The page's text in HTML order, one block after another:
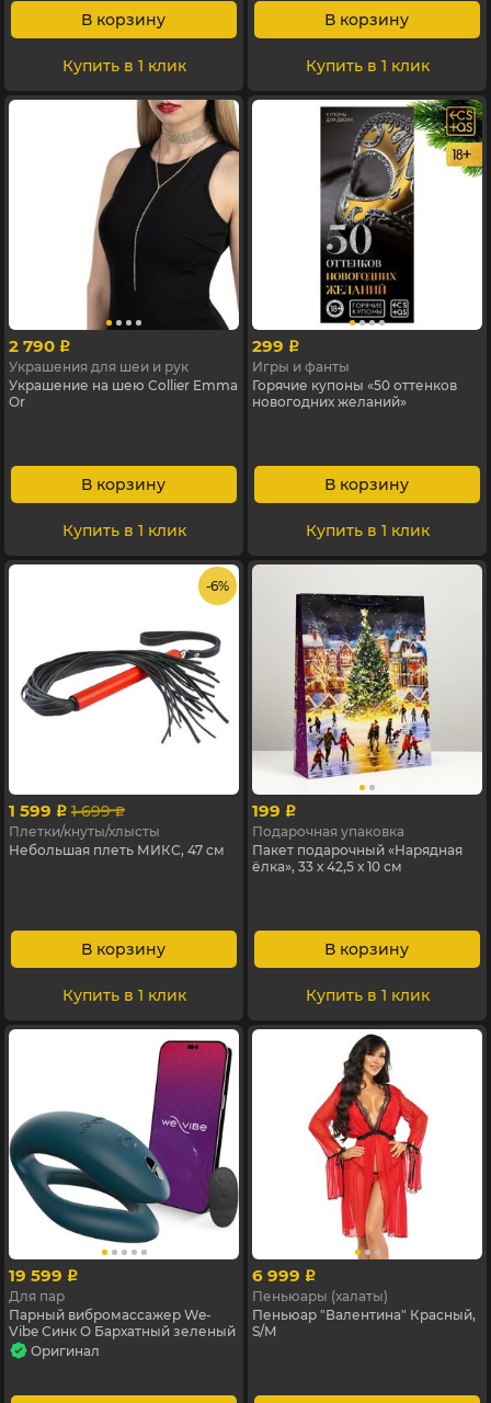
В корзину
Купить в 1 клик
В корзину
Купить в 1 клик
2 790 p
Украшения для шеи и рук
Украшение на шею Collier Emma
Or
В корзину
Купить в 1 клик
299 p
Игры и фанты
Горячие купоны «50 оттенков
новогодних желаний»
В корзину
Купить в 1 клик
- 6%
1 599 p 1 699 p
Плетки/кнуты/хлысты
Небольшая плеть МИКС, 47 см
В корзину
Купить в 1 клик
199 p
Подарочная упаковка
Пакет подарочный «Нарядная
ёлка», 33 х 42,5 х 10 см
В корзину
Купить в 1 клик
19 599 p
Для пар
Парный вибромассажер We-
Vibe Синк O Бархатный зеленый
Оригинал
6 999 p
Пеньюары (халаты)
Пеньюар "Валентина" Красный,
S/M